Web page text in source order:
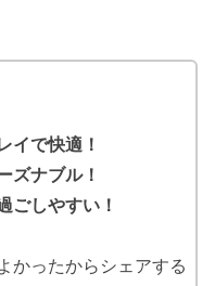
イで快適！
ズナブル！
ごしやすい！
かったからシェアする